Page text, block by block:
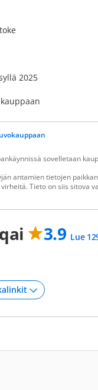
2025
sovelletaan
antamien tietojen
Tieto on siis sitova
3.9 Lue